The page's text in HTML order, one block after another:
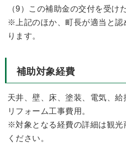
（9）この補助金の交付を受け
※上記のほか、町長が適当と認
ります。
補助対象経費
天井、壁、床、塗装、電気、
リフォーム工事費用。
※対象となる経費の詳細は観光
ください。